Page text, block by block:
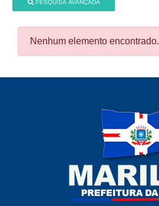
PESQUISA AVANÇADA
Nenhum elemento encontrado.